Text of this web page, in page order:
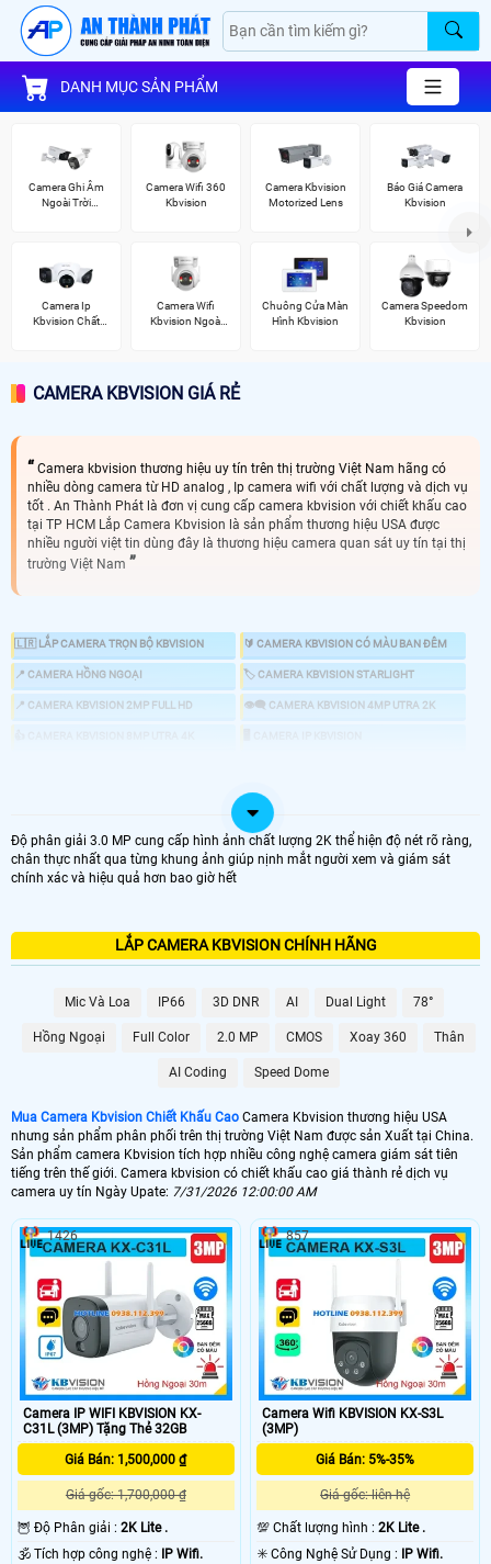
DANH MỤC SẢN PHẨM
Camera Ghi Âm
Ngoài Trời
Camera Wifi 360
Kbvision
Camera Kbvision
Motorized Lens
Báo Giá Camera
Kbvision
Camera Ip
Kbvision Chất
Camera Wifi
Kbvision Ngoài
Chuông Cửa Màn
Hình Kbvision
Camera Speedom
Kbvision
CAMERA KBVISION GIÁ RẺ
Camera kbvision thương hiệu uy tín trên thị trường Việt Nam hãng có
nhiều dòng camera từ HD analog , Ip camera wifi với chất lượng và dịch vụ
tốt . An Thành Phát là đơn vị cung cấp camera kbvision với chiết khấu cao
tại TP HCM Lắp Camera Kbvision là sản phẩm thương hiệu USA được
nhiều người việt tin dùng đây là thương hiệu camera quan sát uy tín tại thị
trường Việt Nam
🇱🇷 LẮP CAMERA TRỌN BỘ KBVISION 🔰 CAMERA KBVISION CÓ MÀU BAN ĐÊM
📍 CAMERA HỒNG NGOẠI 🏷 CAMERA KBVISION STARLIGHT
📍 CAMERA KBVISION 2MP FULL HD 👁️‍🗨️ CAMERA KBVISION 4MP UTRA 2K
💤 CAMERA AI KBVISION
lựa chọn, hình ảnh sắt nét điều đặt biệt chất lượng sản phẩm phù hợp với chi
phẩm camera kbvision mà khách hàng quan tâm nhiều nhất ️🏆
💰 Lắp Camera KBVision Giá Rẻ
4500,000 VNĐ
🥉 Lắp Camera KBvision Có Thu Âm
🏠 Camera Kbvision FULL Color
🆗 Camera IP KBVISION Siêu Nét
680,000 VNĐ
Camera kbvision
có nhiều mẫu để khách hàng lựa chọn những sản phẩm phù
hợp vói nhu cầu sử dụng của mình. Với chính sách bán hàng chiết khấu cao
An Thành Phát luôn mang đến khách hàng những sản phẩm chất lượng dịch
vụ tốt nhất, Tham khảo thêm các sản phẩm chính hãng Kbvision Bên Dưới.
Độ phân giải 3.0 MP cung cấp hình ảnh chất lượng 2K thể hiện độ nét rõ ràng,
chân thực nhất qua từng khung ảnh giúp nịnh mắt người xem và giám sát
chính xác và hiệu quả hơn bao giờ hết
LẮP CAMERA KBVISION CHÍNH HÃNG
Mic Và Loa IP66 3D DNR AI Dual Light 78°
Hồng Ngoại Full Color 2.0 MP CMOS Xoay 360 Thân
AI Coding Speed Dome
Mua Camera Kbvision Chiết Khấu Cao Camera Kbvision thương hiệu USA
nhưng sản phẩm phân phối trên thị trường Việt Nam được sản Xuất tại China.
Sản phẩm camera Kbvision tích hợp nhiều công nghệ camera giám sát tiên
tiếng trên thế giới. Camera kbvision có chiết khấu cao giá thành rẻ dịch vụ
camera uy tín Ngày Upate: 7/31/2026 12:00:00 AM
Camera IP WIFI KBVISION KX-
C31L (3MP) Tặng Thẻ 32GB
Giá Bán: 1,500,000 ₫
Giá gốc: 1,700,000 ₫
🦉 Độ Phân giải : 2K Lite .
🕉️ Tích hợp công nghệ :
IP Wifi.
1426
Camera Wifi KBVISION KX-S3L
(3MP)
Giá Bán: 5%-35%
Giá gốc: liên hệ
💯 Chất lượng hình :2K Lite .
✳️ Công Nghệ Sử Dụng :
IP Wifi.
857